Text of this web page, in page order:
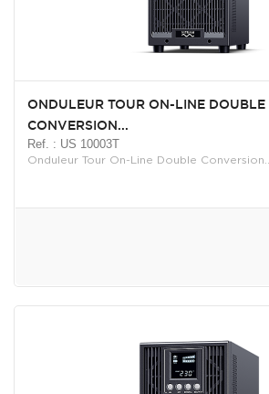
ONDULEUR TOUR ON-LINE DOUBLE
CONVERSION...
Ref. : US 10003T
Onduleur Tour On-Line Double Conversion...